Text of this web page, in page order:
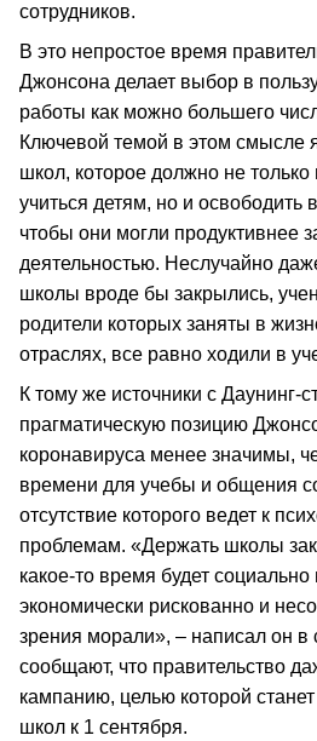
сотрудников.
В это непростое время
Джонсона делает выбор в
работы как можно большего
Ключевой темой в этом смысле
школ, которое должно не
учиться детям, но и освободить
чтобы они могли продуктивнее
деятельностью. Неслучайно
школы вроде бы закрылись,
родители которых заняты в
отраслях, все равно ходили в
К тому же источники с Даунинг-
прагматическую позицию
коронавируса менее значимы,
времени для учебы и общения
отсутствие которого ведет к
проблемам. «Держать школы
какое-то время будет
экономически рискованно и
зрения морали», – написал он
сообщают, что правительство
кампанию, целью которой
школ к 1 сентября.